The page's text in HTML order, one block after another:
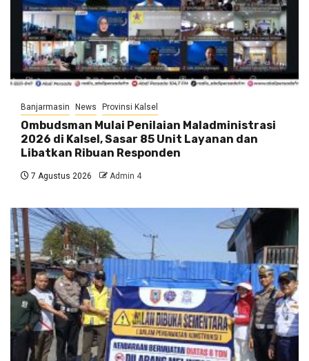
Banjarmasin News Provinsi Kalsel
Ombudsman Mulai Penilaian Maladministrasi
2026 di Kalsel, Sasar 85 Unit Layanan dan
Libatkan Ribuan Responden
7 Agustus 2026 Admin 4